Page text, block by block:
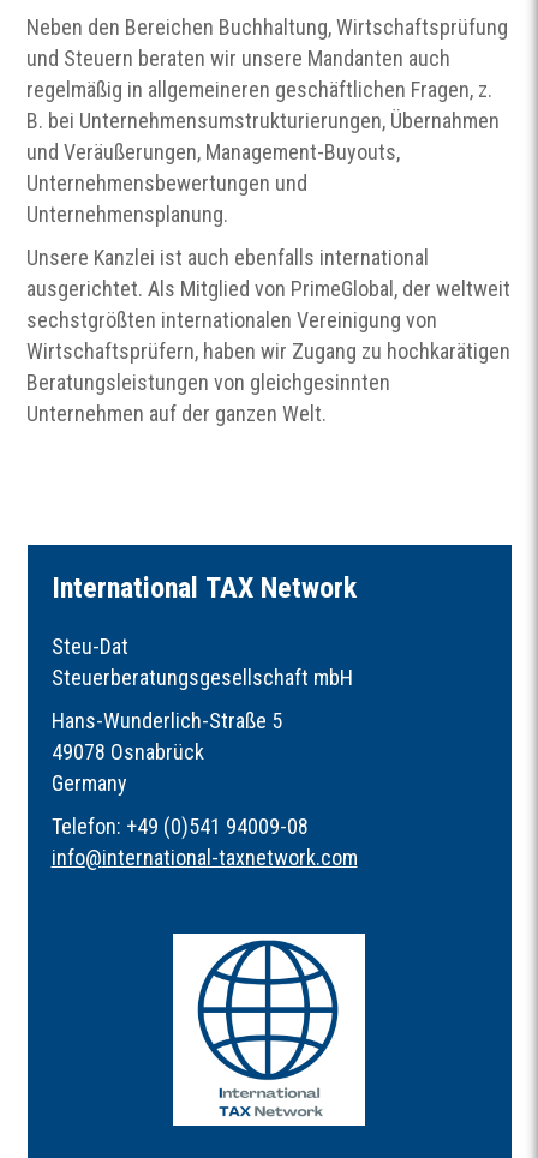
Neben den Bereichen Buchhaltung, Wirtschaftsprüfung
und Steuern beraten wir unsere Mandanten auch
regelmäßig in allgemeineren geschäftlichen Fragen, z.
B. bei Unternehmensumstrukturierungen, Übernahmen
und Veräußerungen, Management-Buyouts,
Unternehmensbewertungen und
Unternehmensplanung.
Unsere Kanzlei ist auch ebenfalls international
ausgerichtet. Als Mitglied von PrimeGlobal, der weltweit
sechstgrößten internationalen Vereinigung von
Wirtschaftsprüfern, haben wir Zugang zu hochkarätigen
Beratungsleistungen von gleichgesinnten
Unternehmen auf der ganzen Welt.
International TAXNetwork
Steu-Dat
Steuerberatungsgesellschaft mbH
Hans-Wunderlich-Straße 5
49078 Osnabrück
Germany
Telefon: +49 (0)541 94009-08
info@international-taxnetwork.com